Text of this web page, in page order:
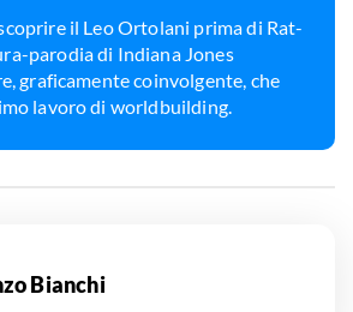
il Leo Ortolani prima di Rat-
parodia di Indiana Jones
graficamente coinvolgente, che
lavoro di worldbuilding.
Bianchi